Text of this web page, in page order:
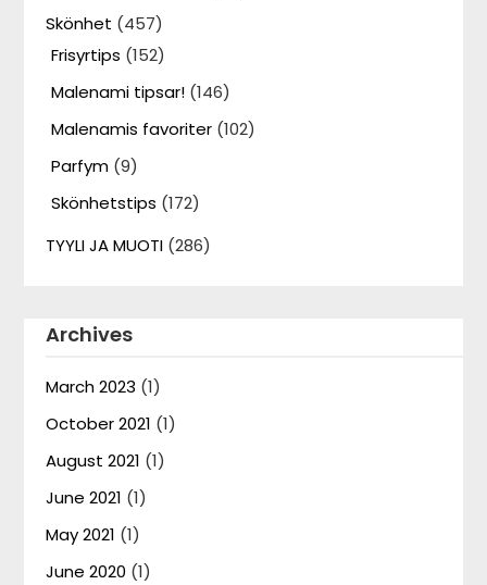
Skönhet (457)
Frisyrtips (152)
Malenami tipsar! (146)
Malenamis favoriter (102)
Parfym (9)
Skönhetstips (172)
TYYLI JA MUOTI (286)
Archives
March 2023 (1)
October 2021 (1)
August 2021 (1)
June 2021 (1)
May 2021 (1)
June 2020 (1)